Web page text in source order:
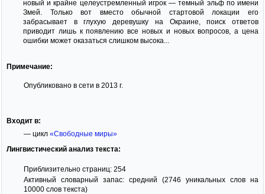
новый и крайне целеустремленный игрок — темный эльф по имени
Змей. Только вот вместо обычной стартовой локации его
забрасывает в глухую деревушку на Окраине, поиск ответов
приводит лишь к появлению все новых и новых вопросов, а цена
ошибки может оказаться слишком высока...
Примечание:
Опубликовано в сети в 2013 г.
Входит в:
— цикл «Свободные миры»
Лингвистический анализ текста:
Приблизительно страниц: 254
Активный словарный запас: средний (2746 уникальных слов на
10000 слов текста)